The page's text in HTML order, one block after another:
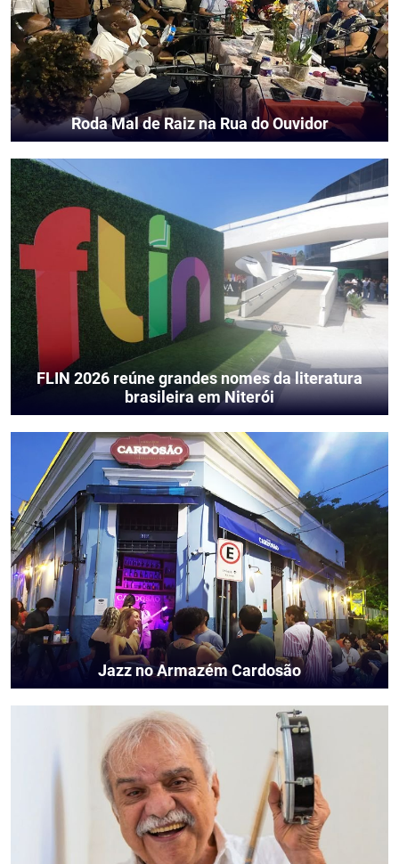
Roda Mal de Raiz na Rua do Ouvidor
FLIN 2026 reúne grandes nomes da literatura
brasileira em Niterói
Jazz no Armazém Cardosão